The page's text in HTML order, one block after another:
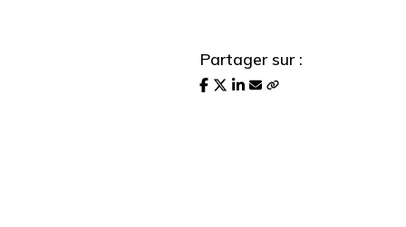
Partager sur :